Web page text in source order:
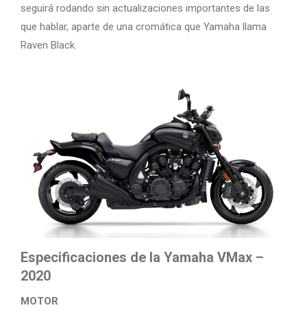
seguirá rodando sin actualizaciones importantes de las
que hablar, aparte de una cromática que Yamaha llama
Raven Black.
Especificaciones de la Yamaha VMax –
2020
MOTOR